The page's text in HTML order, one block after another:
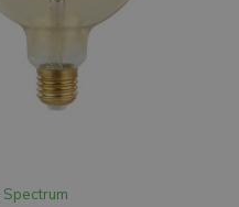
Spectrum